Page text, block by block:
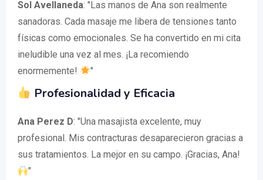
Sol Avellaneda: "Las manos de Ana son realmente
sanadoras. Cada masaje me libera de tensiones tanto
físicas como emocionales. Se ha convertido en mi cita
ineludible una vez al mes. ¡La recomiendo
enormemente!
"
Profesionalidad y Eficacia
Ana Perez D: "Una masajista excelente, muy
profesional. Mis contracturas desaparecieron gracias a
sus tratamientos. La mejor en su campo. ¡Gracias, Ana!
"